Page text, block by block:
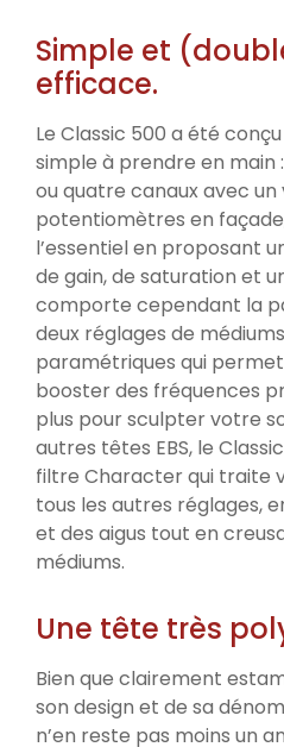
Simple et
efficace.
Le Classic 500 a été
simple à prendre en main
ou quatre canaux avec un
potentiomètres en
l’essentiel en proposant
de gain, de saturation et
comporte cependant la
deux réglages de
paramétriques qui
booster des fréquences
plus pour sculpter votre
autres têtes EBS, le
filtre Character qui traite
tous les autres réglages,
et des aigus tout en
médiums.
Une tête très
Bien que clairement
son design et de sa
n’en reste pas moins un